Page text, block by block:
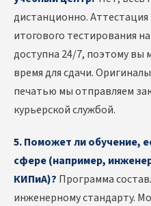
дистанционно.
итогового тестирования
доступна 24/7, поэтому
время для сдачи.
печатью мы отправляем
курьерской службой.
5. Поможет ли обучение,
сфере (например,
КИПиА)? Программа
инженерному стандарту.